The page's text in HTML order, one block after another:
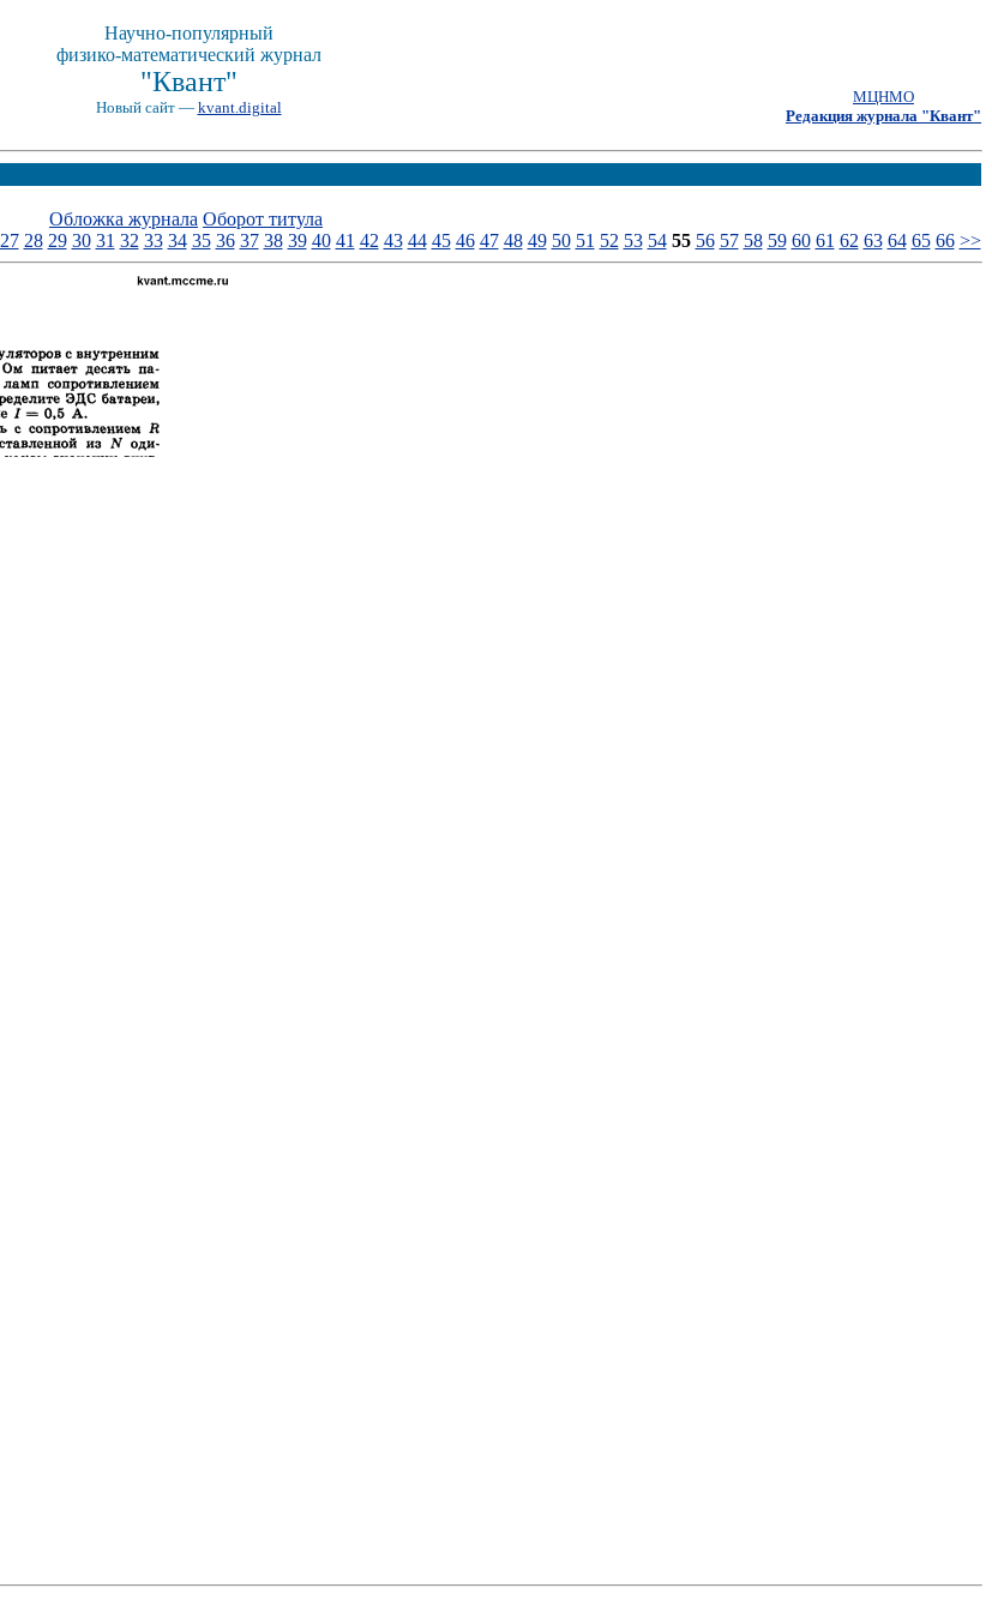
Научно-популярный
физико-математический журнал
"Квант"
Новый сайт — kvant.digital
МЦНМО
Редакция журнала "Квант"
Обложка журнала Оборот титула
27 28 29 30 31 32 33 34 35 36 37 38 39 40 41 42 43 44 45 46 47 48 49 50 51 52 53 54 55 56 57 58 59 60 61 62 63 64 65 66 >>